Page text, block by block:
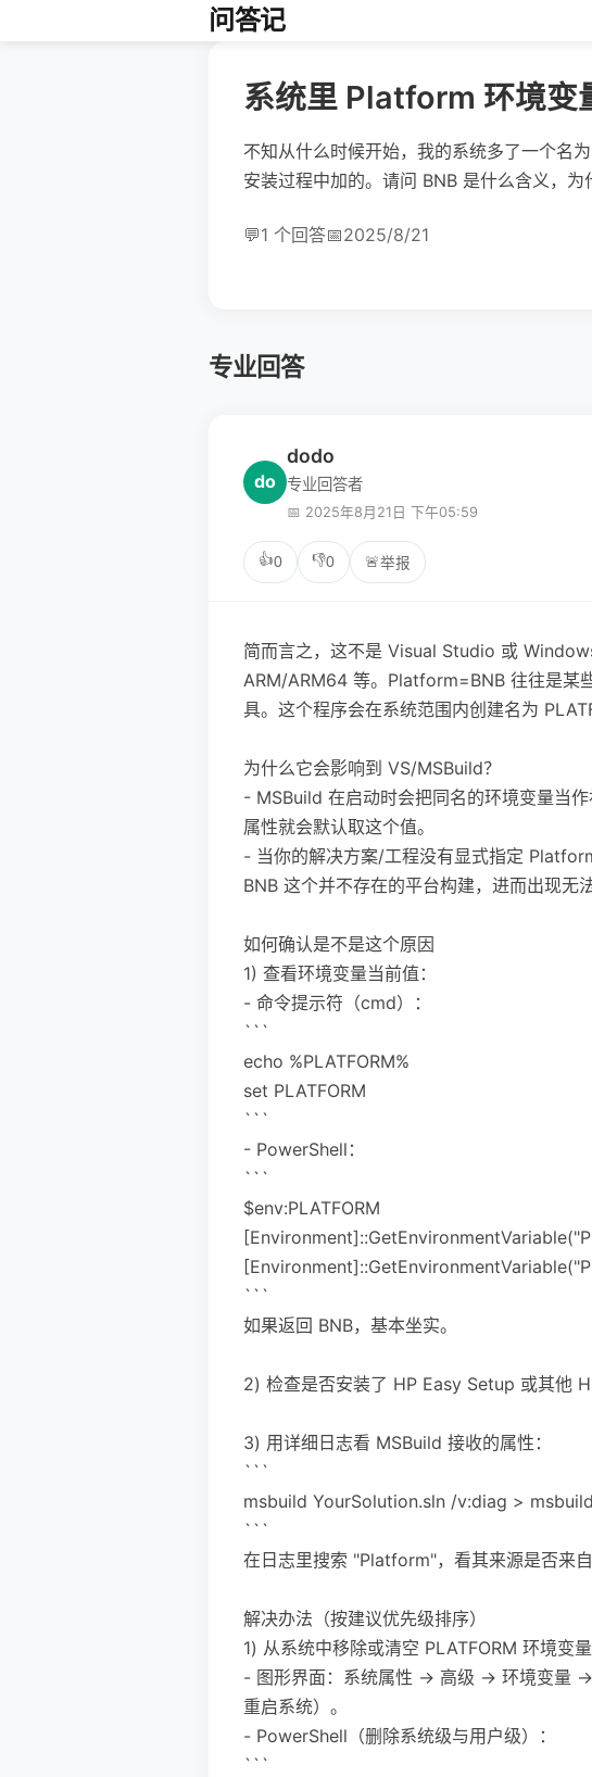
问答记
系统里 Platform 环境变
不知从什么时候开始，我的系统多了一个
安装过程中加的。请问 BNB 是什么含义，
💬1 个回答📅2025/8/21
专业回答
do
dodo
专业回答者
📅 2025年8月21日 下午05:59
👍0 👎0 🚨举报
简而言之，这不是 Visual Studio 或
ARM/ARM64 等。Platform=BNB 往往是某
具。这个程序会在系统范围内创建名为
为什么它会影响到 VS/MSBuild？
- MSBuild 在启动时会把同名的环境变量当
属性就会默认取这个值。
- 当你的解决方案/工程没有显式指定
BNB 这个并不存在的平台构建，进而出现无
如何确认是不是这个原因
1) 查看环境变量当前值：
- 命令提示符（cmd）：
```
echo %PLATFORM%
set PLATFORM
```
- PowerShell：
```
$env:PLATFORM
```
如果返回 BNB，基本坐实。
2) 检查是否安装了 HP Easy Setup 或其他
3) 用详细日志看 MSBuild 接收的属性：
```
msbuild YourSolution.sln /v:diag >
```
在日志里搜索 "Platform"，看其来源是否来自
解决办法（按建议优先级排序）
1) 从系统中移除或清空 PLATFORM 环境变量
- 图形界面：系统属性 -> 高级 -> 环境变量 -
重启系统）。
- PowerShell（删除系统级与用户级）：
```